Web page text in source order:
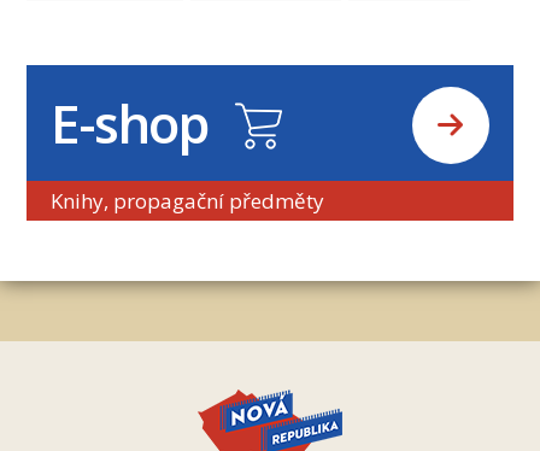
E-shop
Knihy, propagační předměty